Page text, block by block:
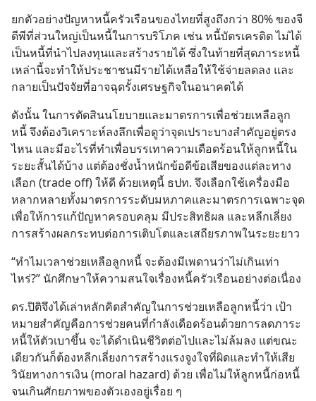
ยกตัวอย่างปัญหาหนี้ครัวเรือนของไทยที่สูงถึงกว่า 80% ของจี
ดีพีที่ส่วนใหญ่เป็นหนี้ในการบริโภค เช่น หนี้บัตรเครดิต ไม่ได้
เป็นหนี้ที่นำไปลงทุนและสร้างรายได้ ซึ่งในท้ายที่สุดภาระหนี้
เหล่านี้จะทำให้ประชาชนมีรายได้เหลือให้ใช้จ่ายลดลง และ
กลายเป็นปัจจัยที่อาจฉุดรั้งเศรษฐกิจในอนาคตได้
ดังนั้น ในการตัดสินนโยบายและมาตรการเพื่อช่วยเหลือลูก
หนี้ จึงต้องวิเคราะห์ลงลึกเพื่อดูว่าจุดเปราะบางสำคัญอยู่ตรง
ไหน และมีอะไรที่ทำเพื่อบรรเทาความเดือดร้อนให้ลูกหนี้ใน
ระยะสั้นได้บ้าง แต่ต้องชั่งน้ำหนักข้อดีข้อเสียของแต่ละทาง
เลือก (trade off) ให้ดี ด้วยเหตุนี้ ธปท. จึงเลือกใช้เครื่องมือ
หลากหลายทั้งมาตรการระดับมหภาคและมาตรการเฉพาะจุด
เพื่อให้การแก้ปัญหาครอบคลุม มีประสิทธิผล และหลีกเลี่ยง
การสร้างผลกระทบต่อการเติบโตและเสถียรภาพในระยะยาว
“ทำไมเวลาช่วยเหลือลูกหนี้ จะต้องมีเพดานว่าไม่เกินเท่า
ไหร่?” นักศึกษาให้ความสนใจเรื่องหนี้ครัวเรือนอย่างต่อเนื่อง
ดร.ปิติจึงได้เล่าหลักคิดสำคัญในการช่วยเหลือลูกหนี้ว่า เป้า
หมายสำคัญคือการช่วยคนที่กำลังเดือดร้อนด้วยการลดภาระ
หนี้ให้ตัวเบาขึ้น จะได้ดำเนินชีวิตต่อไปและไม่ล้มลง แต่ขณะ
เดียวกันก็ต้องหลีกเลี่ยงการสร้างแรงจูงใจที่ผิดและทำให้เสีย
วินัยทางการเงิน (moral hazard) ด้วย เพื่อไม่ให้ลูกหนี้ก่อหนี้
จนเกินศักยภาพของตัวเองอยู่เรื่อย ๆ